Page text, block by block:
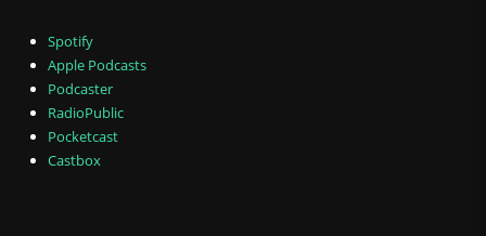
Spotify
Apple Podcasts
Podcaster
RadioPublic
Pocketcast
Castbox